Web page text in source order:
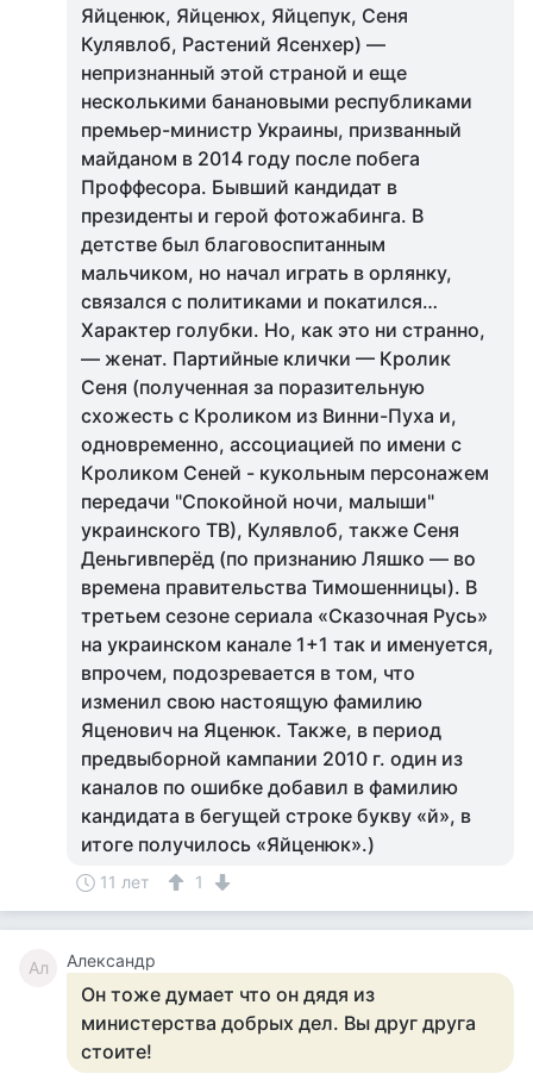
Яйценюк, Яйценюх, Яйцепук, Сеня
Кулявлоб, Растений Ясенхер) —
непризнанный этой страной и еще
несколькими банановыми республиками
премьер-министр Украины, призванный
майданом в 2014 году после побега
Проффесора. Бывший кандидат в
президенты и герой фотожабинга. В
детстве был благовоспитанным
мальчиком, но начал играть в орлянку,
связался с политиками и покатился…
Характер голубки. Но, как это ни странно,
— женат. Партийные клички — Кролик
Сеня (полученная за поразительную
схожесть с Кроликом из Винни-Пуха и,
одновременно, ассоциацией по имени с
Кроликом Сеней - кукольным персонажем
передачи "Спокойной ночи, малыши"
украинского ТВ), Кулявлоб, также Сеня
Деньгивперёд (по признанию Ляшко — во
времена правительства Тимошенницы). В
третьем сезоне сериала «Сказочная Русь»
на украинском канале 1+1 так и именуется,
впрочем, подозревается в том, что
изменил свою настоящую фамилию
Яценович на Яценюк. Также, в период
предвыборной кампании 2010 г. один из
каналов по ошибке добавил в фамилию
кандидата в бегущей строке букву «й», в
итоге получилось «Яйценюк».)
11 лет 1
Aл Aлександр
Он тоже думает что он дядя из
министерства добрых дел. Вы друг друга
стоите!